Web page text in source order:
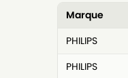
Marque
PHILIPS
PHILIPS